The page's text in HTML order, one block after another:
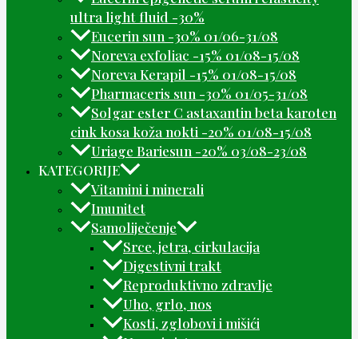
ultra light fluid -30%
Eucerin sun -30% 01/06-31/08
Noreva exfoliac -15% 01/08-15/08
Noreva Kerapil -15% 01/08-15/08
Pharmaceris sun -30% 01/05-31/08
Solgar ester C astaxantin beta karoten
cink kosa koža nokti -20% 01/08-15/08
Uriage Bariesun -20% 03/08-23/08
KATEGORIJE
Vitamini i minerali
Imunitet
Samoliječenje
Srce, jetra, cirkulacija
Digestivni trakt
Reproduktivno zdravlje
Uho, grlo, nos
Kosti, zglobovi i mišići